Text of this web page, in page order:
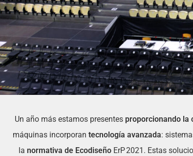
Un año más estamos presentes proporcionando la
máquinas incorporan tecnología avanzada:
la normativa de EcodiseñoErP 2021. Estas